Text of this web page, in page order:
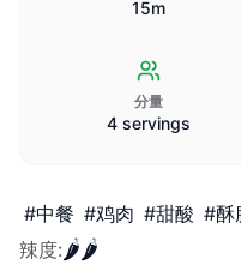
15m
分量
4 servings
#中餐 #鸡肉 #甜酸 #酥
辣度:🌶️🌶️